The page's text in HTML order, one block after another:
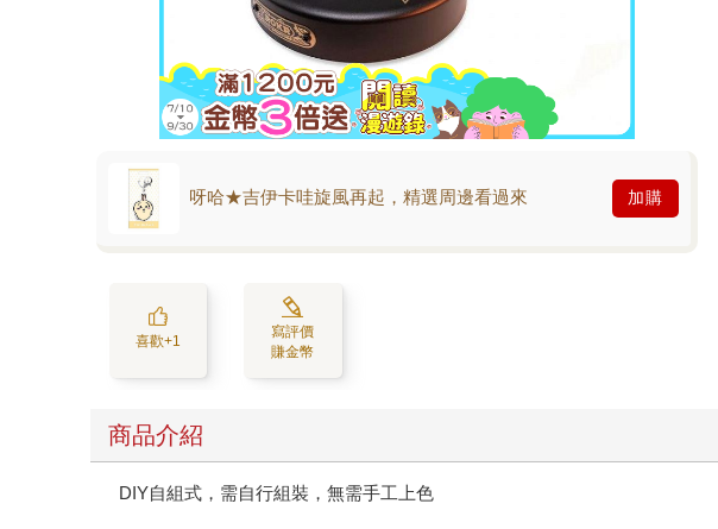
呀哈★吉伊卡哇旋風再起，精選周邊看過來 加購
喜歡+1
寫評價
賺金幣
商品介紹
DIY自組式，需自行組裝，無需手工上色